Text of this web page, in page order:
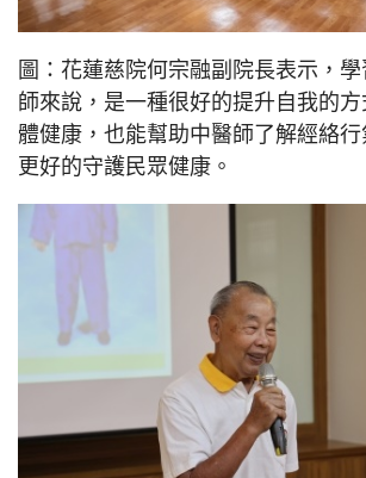
圖：花蓮慈院何宗融副院長表示，
師來說，是一種很好的提升自我的
體健康，也能幫助中醫師了解經絡
更好的守護民眾健康。